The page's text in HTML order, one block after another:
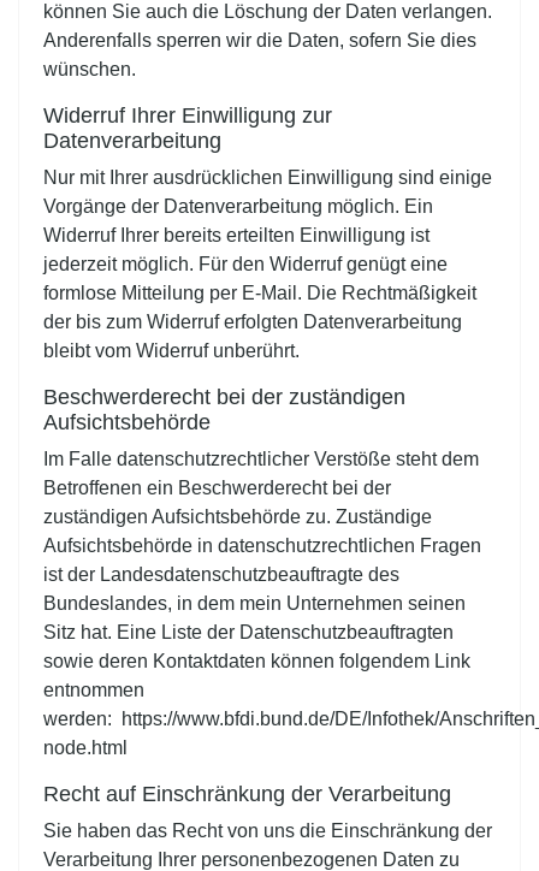
können Sie auch die Löschung der Daten verlangen.
Anderenfalls sperren wir die Daten, sofern Sie dies
wünschen.
Widerruf Ihrer Einwilligung zur
Datenverarbeitung
Nur mit Ihrer ausdrücklichen Einwilligung sind einige
Vorgänge der Datenverarbeitung möglich. Ein
Widerruf Ihrer bereits erteilten Einwilligung ist
jederzeit möglich. Für den Widerruf genügt eine
formlose Mitteilung per E-Mail. Die Rechtmäßigkeit
der bis zum Widerruf erfolgten Datenverarbeitung
bleibt vom Widerruf unberührt.
Beschwerderecht bei der zuständigen
Aufsichtsbehörde
Im Falle datenschutzrechtlicher Verstöße steht dem
Betroffenen ein Beschwerderecht bei der
zuständigen Aufsichtsbehörde zu. Zuständige
Aufsichtsbehörde in datenschutzrechtlichen Fragen
ist der Landesdatenschutzbeauftragte des
Bundeslandes, in dem mein Unternehmen seinen
Sitz hat. Eine Liste der Datenschutzbeauftragten
sowie deren Kontaktdaten können folgendem Link
entnommen
werden:
https://www.bfdi.bund.de/DE/Infothek/
node.html
Recht auf Einschränkung der Verarbeitung
Sie haben das Recht von uns die Einschränkung der
Verarbeitung Ihrer personenbezogenen Daten zu